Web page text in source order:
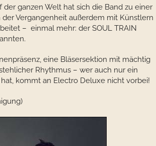
ganzen Welt hat sich die Band zu einer
Vergangenheit außerdem mit Künstlern
– einmal mehr: der SOUL TRAIN
eine Bläsersektion mit mächtig
Rhythmus – wer auch nur ein
kommt an Electro Deluxe nicht vorbei!